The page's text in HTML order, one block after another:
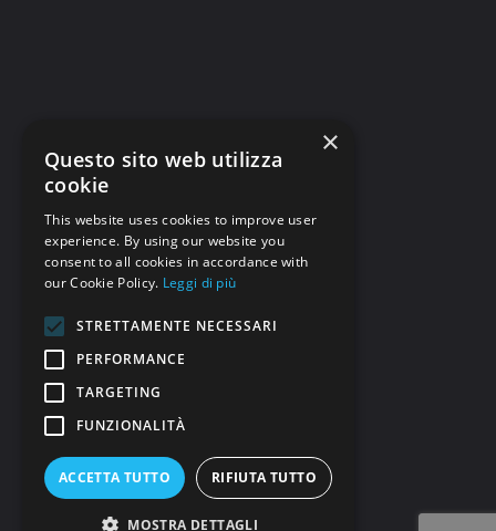
×
Questo sito web utilizza
cookie
This website uses cookies to improve user
experience. By using our website you
consent to all cookies in accordance with
our Cookie Policy. Leggi di più
STRETTAMENTE NECESSARI
PERFORMANCE
TARGETING
FUNZIONALITÀ
ACCETTA TUTTO RIFIUTA TUTTO
MOSTRA DETTAGLI